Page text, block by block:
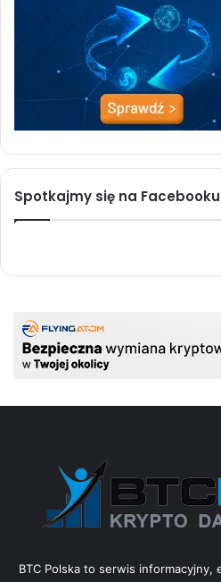
Spotkajmy się na Facebooku
BTC Polska to serwis